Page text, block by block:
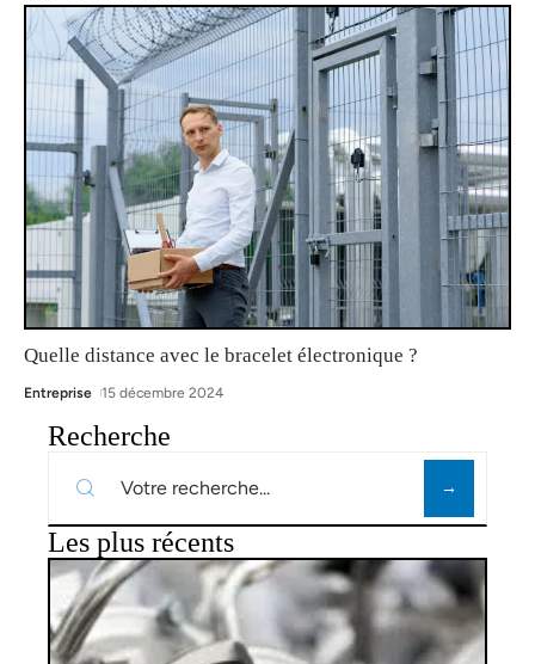
Quelle distance avec le bracelet électronique ?
Entreprise 15 décembre 2024
Recherche
Les plus récents